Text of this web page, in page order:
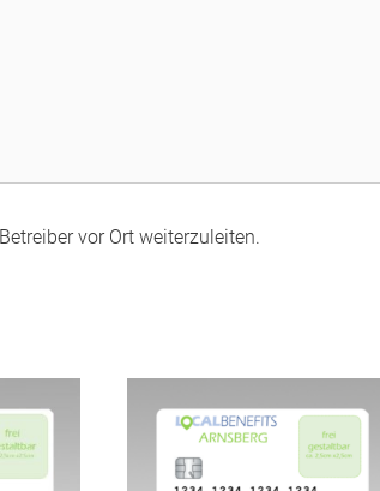
vor Ort weiterzuleiten.